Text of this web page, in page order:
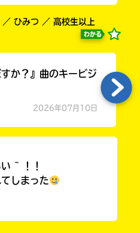
ひみつ ／ 高校生以上
わかる
か？』曲のキービジ
2026年07月10日
~ ！！
しまった